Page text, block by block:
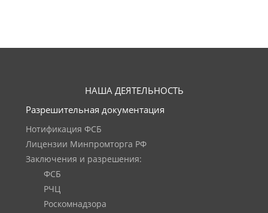
НАША ДЕЯТЕЛЬНОСТЬ
Разрешительная документация
Нотификация ФСБ
Лицензии Минпромторга РФ
Заключения и разрешения:
ФСБ
РЧЦ
Роскомнадзора